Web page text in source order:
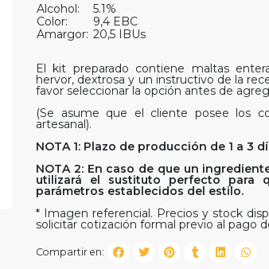
Alcohol:
5.1%
Color:
9,4 EBC
Amargor: 20,5 IBUs
El kit preparado contiene maltas
hervor, dextrosa y un instructivo de la
favor seleccionar la opción antes de
(Se asume que el cliente posee los
artesanal).
NOTA 1: Plazo de producción de 1 a 3
NOTA 2: En caso de que un
utilizará el sustituto perfecto para
parámetros establecidos del estilo.
* Imagen referencial. Precios y stock
solicitar cotización formal previo al pago
Compartir en: